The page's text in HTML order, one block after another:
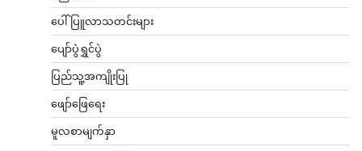
ပေါ်ပြူလာသတင်းများ
ပျော်ပွဲရွှင်ပွဲ
ပြည်သူ့အကျိုးပြု
ဖျော်ဖြေရေး
မူလစာမျက်နှာ